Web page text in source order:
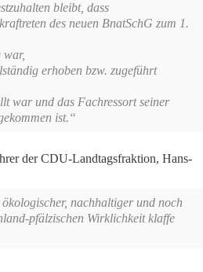
bleibt, dass
des neuen BnatSchG zum 1.
erhoben bzw. zugeführt
war und das Fachressort seiner
ist.“
der CDU-Landtagsfraktion, Hans-
ökologischer, nachhaltiger und noch
pfälzischen Wirklichkeit klaffe